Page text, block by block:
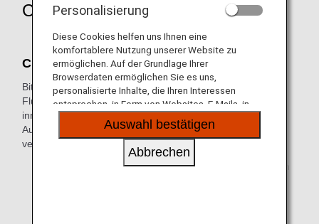
Commuter durchgeführte Flüge
Check-in
Bitte führen Sie die erforderlichen Verfahren an einem
Flughafenschalter von Japan Air Commuter für
innerjapanische Flüge durch. Online Check-in, Check-in-
Automaten und Gepäckaufgabe-Automaten sind nicht
verfügbar.
* Bei innerjapanischen Flügen ist der Check-in nicht an
Personalisierung
Diese Cookies helfen uns Ihnen eine
komfortablere Nutzung unserer Website zu
ermöglichen. Auf der Grundlage Ihrer
Browserdaten ermöglichen Sie es uns,
personalisierte Inhalte, die Ihren Interessen
entsprechen, in Form von Websites, E-Mails, in
sozialen Medien und Werbung anzubieten.
Auswahl bestätigen
Abbrechen